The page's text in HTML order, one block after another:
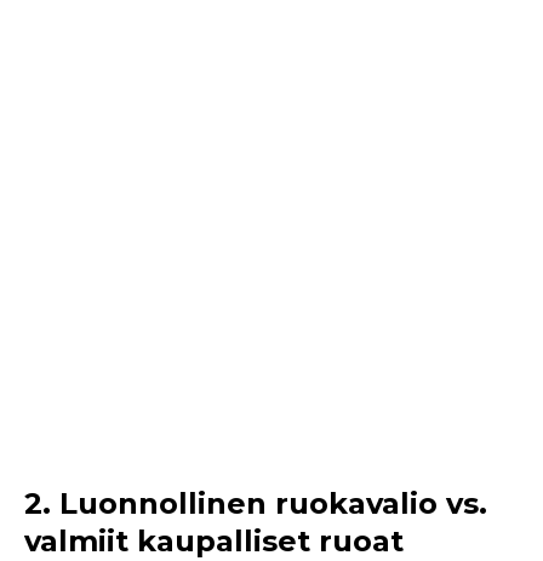
2. Luonnollinen ruokavalio vs.
valmiit kaupalliset ruoat